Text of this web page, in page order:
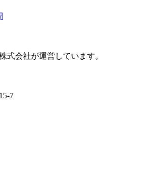
式会社が運営しています。
7